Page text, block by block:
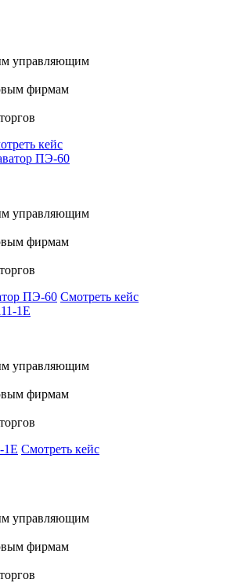
управляющим
фирмам
кейс
управляющим
фирмам
ПЭ-60 Смотреть кейс
управляющим
фирмам
1Е Смотреть кейс
управляющим
фирмам